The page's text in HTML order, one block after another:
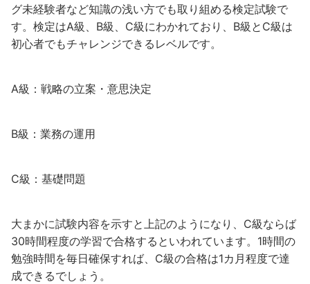
グ未経験者など知識の浅い方でも取り組める検定試験で
す。検定はA級、B級、C級にわかれており、B級とC級は
初心者でもチャレンジできるレベルです。
A級：戦略の立案・意思決定
B級：業務の運用
C級：基礎問題
大まかに試験内容を示すと上記のようになり、C級ならば
30時間程度の学習で合格するといわれています。1時間の
勉強時間を毎日確保すれば、C級の合格は1カ月程度で達
成できるでしょう。